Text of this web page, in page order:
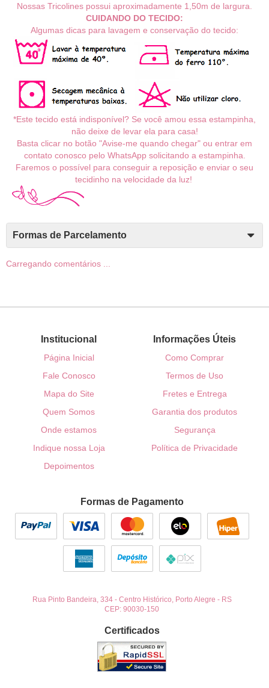
Nossas Tricolines possui aproximadamente 1,50m de largura.
CUIDANDO DO TECIDO:
Algumas dicas para lavagem e conservação do tecido:
*Este tecido está indisponível? Se você amou essa estampinha,
não deixe de levar ela para casa!
Basta clicar no botão "Avise-me quando chegar" ou entrar em
contato conosco pelo WhatsApp solicitando a estampinha.
Faremos o possível para conseguir a reposição e enviar o seu
tecidinho na velocidade da luz!
Formas de Parcelamento
Carregando comentários ...
Institucional
Página Inicial
Fale Conosco
Mapa do Site
Quem Somos
Onde estamos
Indique nossa Loja
Depoimentos
Informações Úteis
Como Comprar
Termos de Uso
Fretes e Entrega
Garantia dos produtos
Segurança
Política de Privacidade
Formas de Pagamento
Rua Pinto Bandeira, 334- Centro Histórico, Porto Alegre - RS
CEP: 90030-150
Certificados